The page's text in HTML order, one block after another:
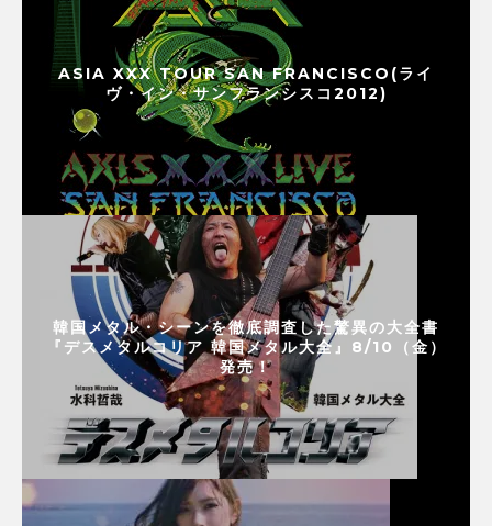
ASIA XXX TOUR SAN FRANCISCO(ライ
ヴ・イン・サンフランシスコ2012)
韓国メタル・シーンを徹底調査した驚異の大全書
『デスメタルコリア 韓国メタル大全』8/10（金）
発売！